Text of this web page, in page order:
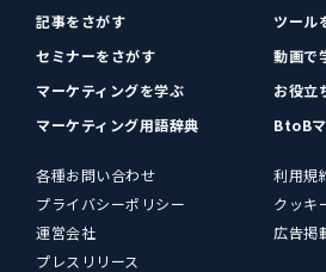
記事をさがす
ツール
セミナーをさがす
動画で
マーケティングを学ぶ
お役立
マーケティング用語辞典
BtoB
各種お問い合わせ
利用規
プライバシーポリシー
クッキ
運営会社
広告掲
プレスリリース